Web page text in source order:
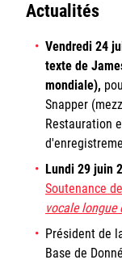
Actualités
Vendredi 24
texte de
mondiale),
Snapper
Restauration
Lundi 29 juin
Soutenance
vocale longue
Président de
Base de